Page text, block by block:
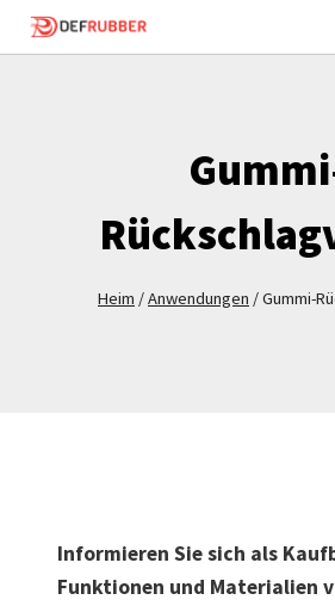
Zum
Inhalt
Heim /Anwendungen /Gummi-
Informieren Sie sich als
Funktionen und Materialien